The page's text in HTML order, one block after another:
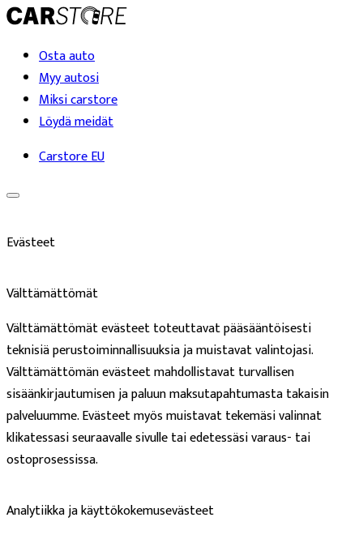
Osta auto
Myy autosi
Miksi carstore
Löydä meidät
Carstore EU
Evästeet
Välttämättömät
Välttämättömät evästeet toteuttavat pääsääntöisesti
teknisiä perustoiminnallisuuksia ja muistavat valintojasi.
Välttämättömän evästeet mahdollistavat turvallisen
sisäänkirjautumisen ja paluun maksutapahtumasta takaisin
palveluumme. Evästeet myös muistavat tekemäsi valinnat
klikatessasi seuraavalle sivulle tai edetessäsi varaus- tai
ostoprosessissa.
Analytiikka ja käyttökokemusevästeet